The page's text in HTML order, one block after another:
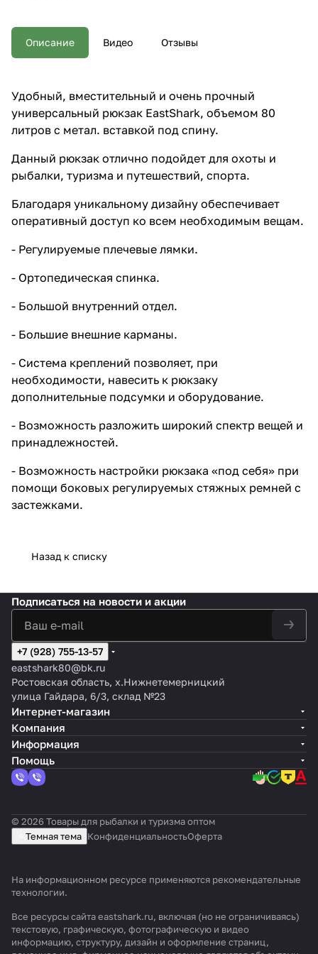
туризма и путешествий, спорта.
Благодаря уникальному
- Ортопедическая спинка. -
Большой внутренний отдел. -
Большие внешние карманы. -
Система креплений позволяет,
при необходимости, навесить к
рюкзаку дополнительные
подсумки и оборудование. -
широкий спектр вещей и
принадлежностей. -
Возможность настройки
помощи боковых регулируемых
Описание Видео Отзывы
Удобный, вместительный и очень прочный
универсальный рюкзак EastShark, объемом 80
литров с метал. вставкой под спину.
Данный рюкзак отлично подойдет для охоты и
рыбалки, туризма и путешествий, спорта.
Благодаря уникальному дизайну обеспечивает
оперативный доступ ко всем необходимым вещам.
- Регулируемые плечевые лямки.
- Ортопедическая спинка.
- Большой внутренний отдел.
- Большие внешние карманы.
- Система креплений позволяет, при
необходимости, навесить к рюкзаку
дополнительные подсумки и оборудование.
- Возможность разложить широкий спектр вещей и
принадлежностей.
- Возможность настройки рюкзака «под себя» при
помощи боковых регулируемых стяжных ремней с
застежками.
Назад к списку
Подписаться на новости и акции
+7 (928) 755-13-57
eastshark80@bk.ru
Ростовская область, х.Нижнетемерницкий
улица Гайдара, 6/3, склад №23
Интернет-магазин
Компания
Информация
Помощь
© 2026 Товары для рыбалки и туризма оптом
Темная тема КонфиденциальностьОферта
На информационном ресурсе применяются рекомендательные
технологии.
Все ресурсы сайта eastshark.ru, включая (но не ограничиваясь)
текстовую, графическую, фотографическую и видео
информацию, структуру, дизайн и оформление страниц,